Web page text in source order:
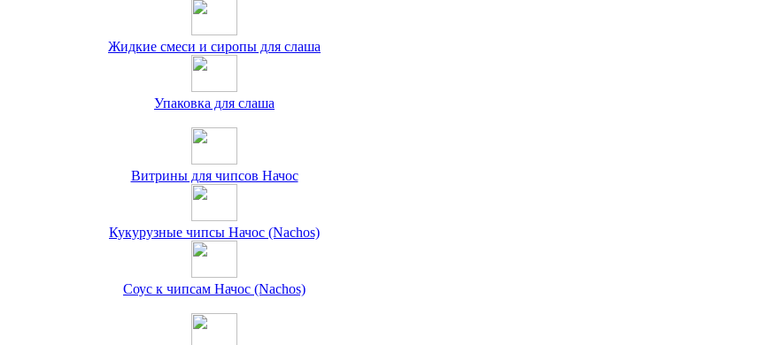
Жидкие смеси и сиропы для слаша
Упаковка для слаша
Витрины для чипсов Начос
Кукурузные чипсы Начос (Nachos)
Соус к чипсам Начос (Nachos)